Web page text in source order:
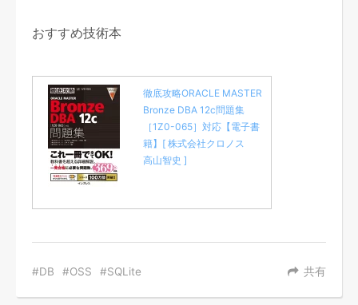
おすすめ技術本
徹底攻略ORACLE MASTER
Bronze DBA 12c問題集
［1Z0-065］対応【電子書
籍】[ 株式会社クロノス
高山智史 ]
共有
DB OSS SQLite